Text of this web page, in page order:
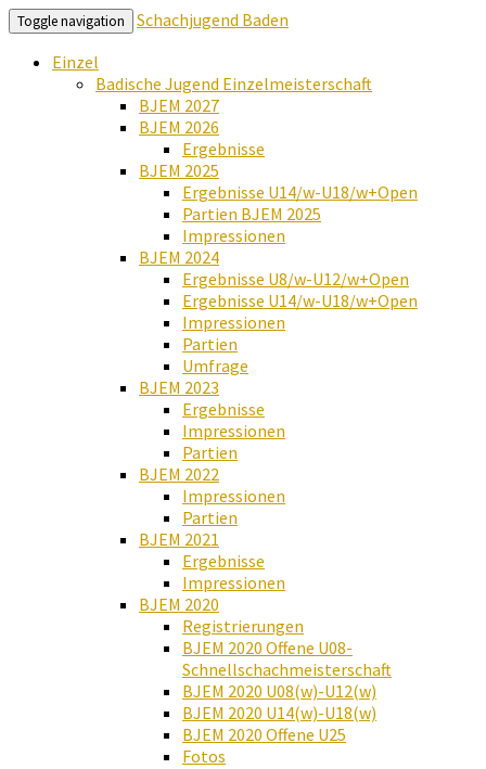
Toggle navigation
Schachjugend Baden
Einzel
Badische Jugend Einzelmeisterschaft
BJEM 2027
BJEM 2026
Ergebnisse
BJEM 2025
Ergebnisse U14/w-U18/w+Open
Partien BJEM 2025
Impressionen
BJEM 2024
Ergebnisse U8/w-U12/w+Open
Ergebnisse U14/w-U18/w+Open
Impressionen
Partien
Umfrage
BJEM 2023
Ergebnisse
Impressionen
Partien
BJEM 2022
Impressionen
Partien
BJEM 2021
Ergebnisse
Impressionen
BJEM 2020
Registrierungen
BJEM 2020 Offene U08-
Schnellschachmeisterschaft
BJEM 2020 U08(w)-U12(w)
BJEM 2020 U14(w)-U18(w)
BJEM 2020 Offene U25
Fotos